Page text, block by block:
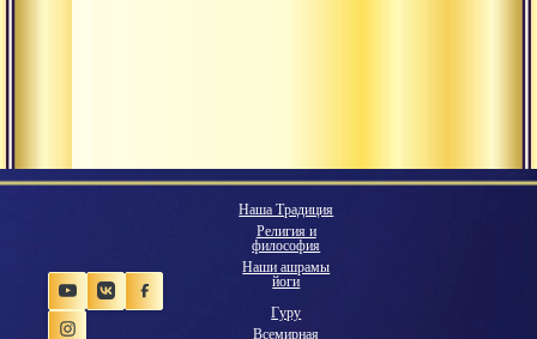
Наша Традиция
Религия и
философия
Наши ашрамы
йоги
Гуру
Всемирная